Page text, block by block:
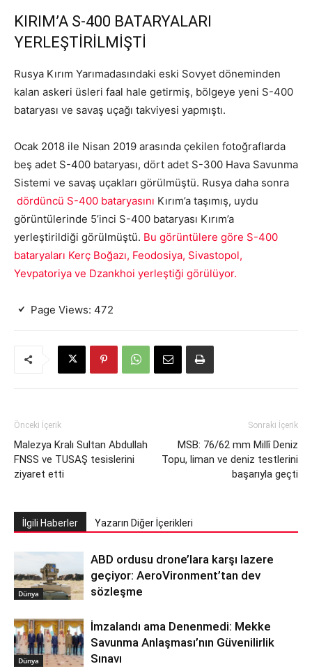
KIRIM’A S-400 BATARYALARI
YERLEŞTİRİLMİŞTİ
Rusya Kırım Yarımadasındaki eski Sovyet döneminden
kalan askeri üsleri faal hale getirmiş, bölgeye yeni S-400
bataryası ve savaş uçağı takviyesi yapmıştı.
Ocak 2018 ile Nisan 2019 arasında çekilen fotoğraflarda
beş adet S-400 bataryası, dört adet S-300 Hava Savunma
Sistemi ve savaş uçakları görülmüştü. Rusya daha sonra
dördüncü S-400 bataryasını Kırım’a taşımış, uydu
görüntülerinde 5’inci S-400 bataryası Kırım’a
yerleştirildiği görülmüştü. Bu görüntülere göre S-400
bataryaları Kerç Boğazı, Feodosiya, Sivastopol,
Yevpatoriya ve Dzankhoi yerleştiği görülüyor.
Page Views: 472
Önceki İçerik
Malezya Kralı Sultan Abdullah
FNSS ve TUSAŞ tesislerini
ziyaret etti
Sonraki İçerik
MSB: 76/62 mm Millî Deniz
Topu, liman ve deniz testlerini
başarıyla geçti
İlgili Haberler Yazarın Diğer İçerikleri
Dünya
ABD ordusu drone’lara karşı lazere
geçiyor: AeroVironment’tan dev
sözleşme
Dünya
İmzalandı ama Denenmedi: Mekke
Savunma Anlaşması’nın Güvenilirlik
Sınavı